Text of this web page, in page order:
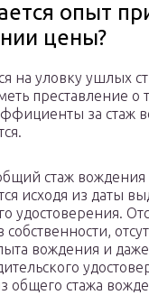
опыт
цены?
на уловку ушлых
преставление о
за стаж
стаж вождения
исходя из даты
удостоверения.
вождения и
общего стажа